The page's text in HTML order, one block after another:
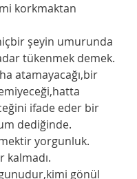
korkmaktan
tükenmek demek.
ifade eder bir
dediğinde.
kalmadı.